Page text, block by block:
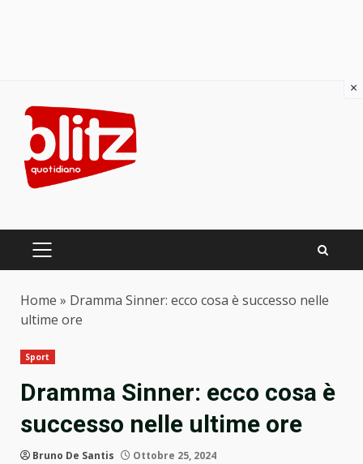
content
PRIMARY
Home » Dramma Sinner: ecco cosa è successo nelle
ultime ore
Sport
Dramma Sinner: ecco cosa è
successo nelle ultime ore
Bruno De Santis Ottobre 25, 2024
×